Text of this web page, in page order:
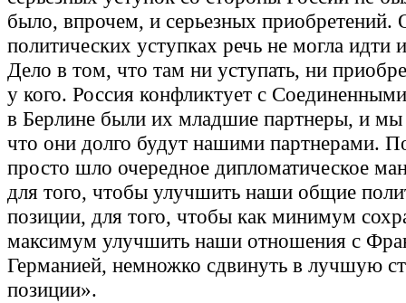
было, впрочем, и серьезных приобретений.
политических уступках речь не могла идти
Дело в том, что там ни уступать, ни
у кого. Россия конфликтует с
в Берлине были их младшие партнеры, и мы
что они долго будут нашими партнерами.
просто шло очередное дипломатическое
для того, чтобы улучшить наши общие
позиции, для того, чтобы как минимум
максимум улучшить наши отношения с
Германией, немножко сдвинуть в лучшую
позиции».